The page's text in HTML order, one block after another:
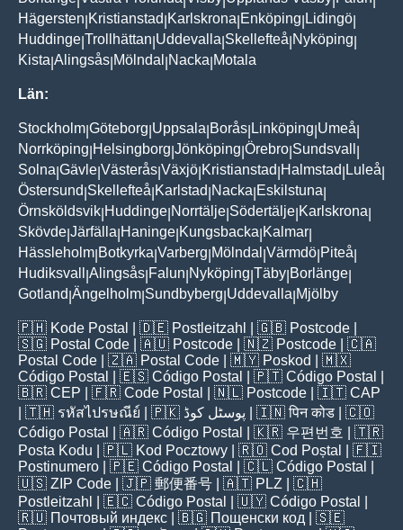
Hägersten Kristianstad Karlskrona Enköping Lidingö
Huddinge Trollhättan Uddevalla Skellefteå Nyköping
Kista Alingsås Mölndal Nacka Motala
Län:
Stockholm Göteborg Uppsala Borås Linköping Umeå
Norrköping Helsingborg Jönköping Örebro Sundsvall
Solna Gävle Västerås Växjö Kristianstad Halmstad Luleå
Östersund Skellefteå Karlstad Nacka Eskilstuna
Örnsköldsvik Huddinge Norrtälje Södertälje Karlskrona
Skövde Järfälla Haninge Kungsbacka Kalmar
Hässleholm Botkyrka Varberg Mölndal Värmdö Piteå
Hudiksvall
Alingsås Falun Nyköping Täby Borlänge
Gotland Ängelholm Sundbyberg Uddevalla Mjölby
🇵🇭 Kode Postal | 🇩🇪 Postleitzahl | 🇬🇧 Postcode
🇸🇬 Postal Code | 🇦🇺 Postcode | 🇳🇿 Postcode | 🇨🇦
Postal Code | 🇿🇦 Postal Code | 🇲🇾 Poskod
| 🇲🇽
Código Postal
| 🇪🇸 Código Postal | 🇵🇹 Código Postal
🇧🇷 CEP | 🇫🇷 Code Postal | 🇳🇱 Postcode | 🇮🇹 CAP
| 🇹🇭 รหัสไปรษณีย์ | 🇵🇰 پوسٹل کوڈ | 🇮🇳पिन कोड | 🇨🇴
Código Postal
| 🇦🇷 Código Postal | 🇰🇷 우편번호
| 🇹🇷
Posta Kodu | 🇵🇱 Kod Pocztowy | 🇷🇴 Cod Poștal
| 🇫🇮
Postinumero | 🇵🇪 Código Postal | 🇨🇱 Código Postal
🇺🇸 ZIP Code | 🇯🇵 郵便番号 | 🇦🇹 PLZ | 🇨🇭
Postleitzahl
| 🇪🇨 Código Postal | 🇺🇾 Código Postal
🇷🇺 Почтовый индекс | 🇧🇬 Пощенски код | 🇸🇪